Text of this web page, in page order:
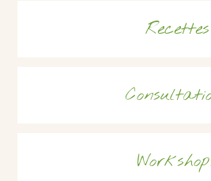
Recettes